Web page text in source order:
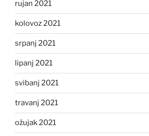
rujan 2021
kolovoz 2021
srpanj 2021
lipanj 2021
svibanj 2021
travanj 2021
ožujak 2021